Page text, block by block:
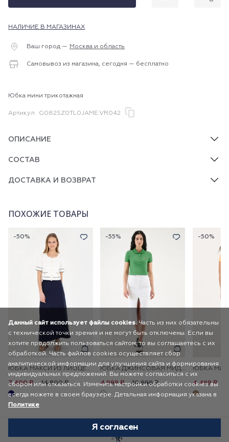
НАЛИЧИЕ В МАГАЗИНАХ
Ваш город — Москва и область
Самовывоз из магазина, сегодня — бесплатно
Юбка мини трикотажная
Артикул G082SZ0TL0JAME.VR042
ОПИСАНИЕ
СОСТАВ
ДОСТАВКА И ВОЗВРАТ
ПОХОЖИЕ ТОВАРЫ
-50%
ЮБКА МАКСИ ИЗ ЛИОЦЕЛЛА С ХЛОПКОМ
14 800 ₽
7 400 ₽
-55%
ЮБКА ДЖИНСОВАЯ МИДИ
10 999 ₽
4 999 ₽
-50%
4 499 ₽
Данный сайт использует файлы cookies.Часть из них обязательны
с технической точки зрения и не могут быть отключены. Если вы
хотите продолжить пользоваться сайтом, то вы соглашаетесь с их
обработкой. Часть файлов cookies осуществляет сбор
аналитической информации для улучшения сайта и формирования
индивидуальных предложений. Вы можете согласиться с их
сбором или отказаться. Изменить настройки обработки cookies вы
всегда можете в своем браузере. Детальная информация указана в
Политике
Я согласен